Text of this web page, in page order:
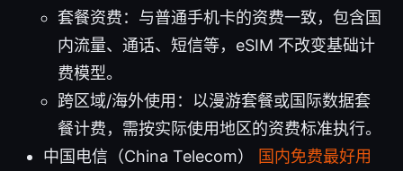
套餐资费：与普通手机卡的资费一致，包含国
内流量、通话、短信等，eSIM 不改变基础计
费模型。
跨区域/海外使用：以漫游套餐或国际数据套
餐计费，需按实际使用地区的资费标准执行。
中国电信（China Telecom）
国内免费最好用